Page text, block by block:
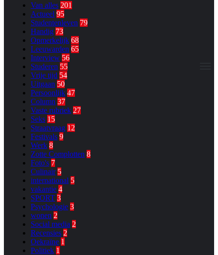
Van alles 201
Actueel 95
Studentenleven 79
Handig 73
Opmerkelijk 68
Leeuwarden 65
Interview 56
Studeren 55
Vrije tijd 54
Uitgaan 50
Persoonlijk 47
Column 37
Vaste rubriek 27
Seks 15
Straatvraag 12
Festivals 9
Werk 8
Zotte Complotten 8
Foto's 7
Culinair 5
international 5
vakantie 4
SPORT 3
Psychologie 3
wonen 2
Social media 2
Recensies 2
Oekraïne 1
Politiek 1